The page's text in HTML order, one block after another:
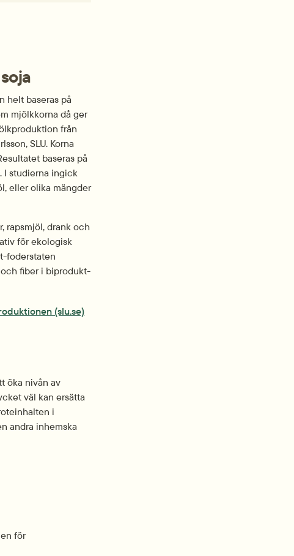
helt baseras på
mjölkkorna då ger
från
SLU. Korna
baseras på
I studierna ingick
eller olika mängder
rapsmjöl, drank och
för ekologisk
foderstaten
fiber i biprodukt-
(slu.se)
öka nivån av
väl kan ersätta
i
andra inhemska
för